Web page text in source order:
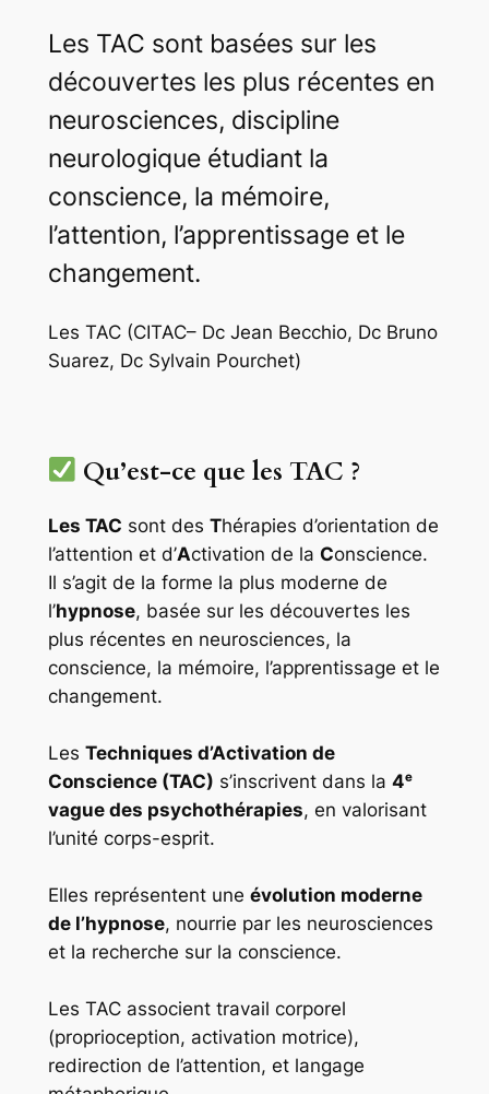
Les TAC sont basées sur les
découvertes les plus récentes en
neurosciences, discipline
neurologique étudiant la
conscience, la mémoire,
l’attention, l’apprentissage et le
changement.
Les TAC (CITAC– Dc Jean Becchio, Dc Bruno
Suarez, Dc Sylvain Pourchet)
Qu’est-ce que les TAC ?
Les TAC sont des Thérapies d’orientation de
l’attention et d’Activation de la Conscience.
Il s’agit de la forme la plus moderne de
l’hypnose, basée sur les découvertes les
plus récentes en neurosciences, la
conscience, la mémoire, l’apprentissage et le
changement.
Les Techniques d’Activation de
Conscience (TAC) s’inscrivent dans la 4ᵉ
vague des psychothérapies, en valorisant
l’unité corps-esprit.
Elles représentent une évolution moderne
de l’hypnose, nourrie par les neurosciences
et la recherche sur la conscience.
Les TAC associent travail corporel
(proprioception, activation motrice),
redirection de l’attention, et langage